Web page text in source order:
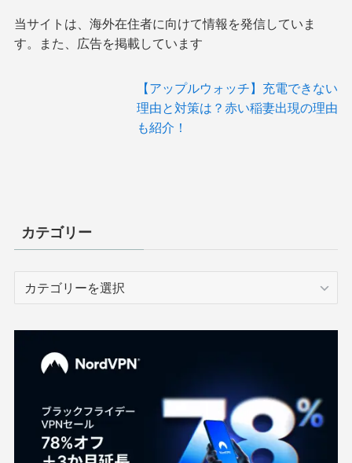
当サイトは、海外在住者に向けて情報を発信していま
す。また、広告を掲載しています
【アップルウォッチ】充電できない
理由と対策は？赤い稲妻出現の理由
も紹介！
カテゴリー